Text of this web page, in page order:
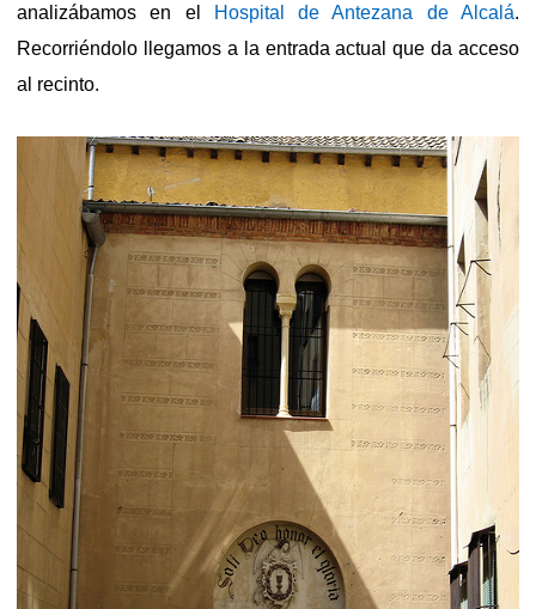
analizábamos en el
Hospital de Antezana de Alcalá.
Recorriéndolo llegamos a la entrada actual que da acceso
al recinto.